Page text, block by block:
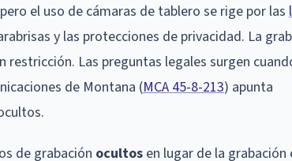
el uso de cámaras de tablero se rige por las
y las protecciones de privacidad. La
Las preguntas legales surgen
de Montana (MCA 45-8-213) apunta
de grabación ocultos en lugar de la grabación